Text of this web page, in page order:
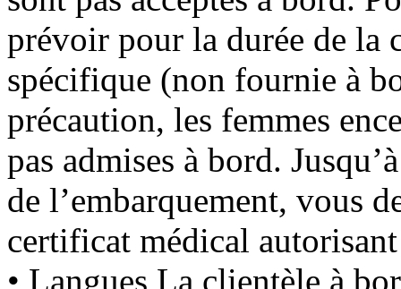
prévoir pour la durée de la
spécifique (non fournie à
précaution, les femmes
pas admises à bord.
de l’embarquement, vous
certificat médical
• Langues La clientèle à